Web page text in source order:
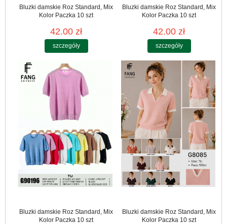
Bluzki damskie Roz Standard, Mix
Kolor Paczka 10 szt
42.00 zł
szczegóły
Bluzki damskie Roz Standard, Mix
Kolor Paczka 10 szt
42.00 zł
szczegóły
Bluzki damskie Roz Standard, Mix
Kolor Paczka 10 szt
Bluzki damskie Roz Standard, Mix
Kolor Paczka 10 szt